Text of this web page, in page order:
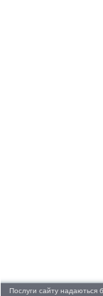
Послуги сайту надаються